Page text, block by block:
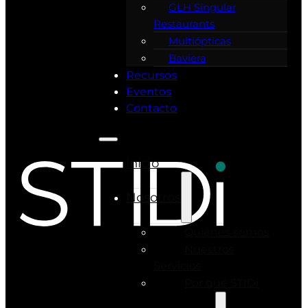
GLH Singular
Restaurants
Multiópticas
Baviera
Recursos
Eventos
Contacto
Inicio
Nosotros